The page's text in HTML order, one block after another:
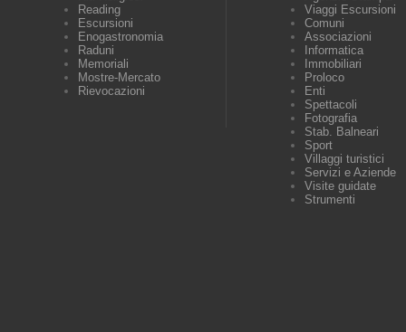
Reading
Escursioni
Enogastronomia
Raduni
Memoriali
Mostre-Mercato
Rievocazioni
Viaggi Escursioni
Comuni
Associazioni
Informatica
Immobiliari
Proloco
Enti
Spettacoli
Fotografia
Stab. Balneari
Sport
Villaggi turistici
Servizi e Aziende
Visite guidate
Strumenti